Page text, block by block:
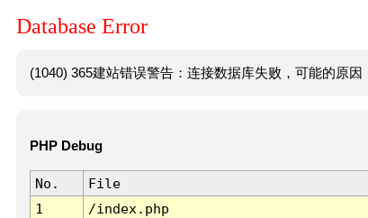
Database Error
(1040) 365建站错误警告：连接数据库失败，可能的原因
PHP Debug
No. File
1
/index.php